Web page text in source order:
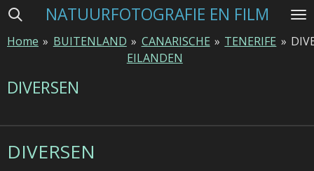
Ga
naar
hoofdinhoud
NATUURFOTOGRAFIE EN FILM
Home » BUITENLAND » CANARISCHE
EILANDEN
» TENERIFE »
DIVERSEN
DIVERSEN